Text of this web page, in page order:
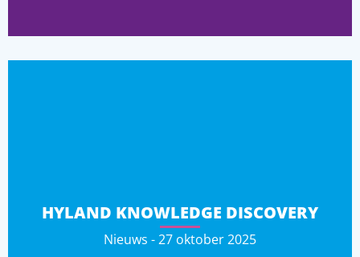
HYLAND KNOWLEDGE DISCOVERY
Nieuws - 27 oktober 2025